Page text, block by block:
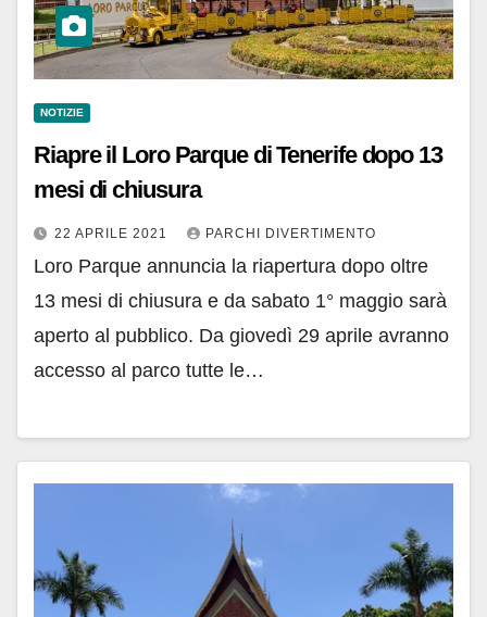
NOTIZIE
Riapre il Loro Parque di Tenerife dopo 13
mesi di chiusura
22 APRILE 2021 PARCHI DIVERTIMENTO
Loro Parque annuncia la riapertura dopo oltre
13 mesi di chiusura e da sabato 1° maggio sarà
aperto al pubblico. Da giovedì 29 aprile avranno
accesso al parco tutte le…